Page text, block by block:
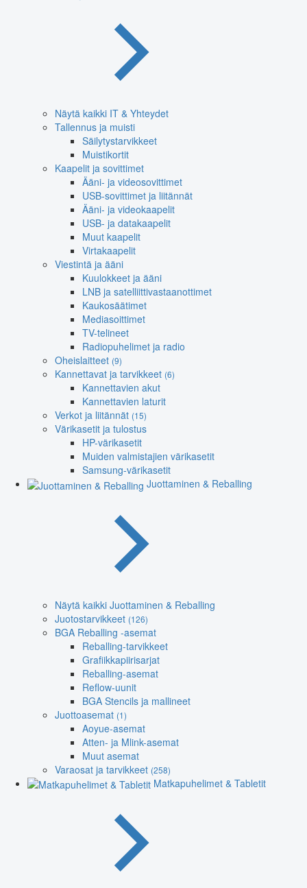
Näytä kaikki IT & Yhteydet
Tallennus ja muisti
Säilytystarvikkeet
Muistikortit
Kaapelit ja sovittimet
Ääni- ja videosovittimet
USB-sovittimet ja liitännät
Ääni- ja videokaapelit
USB- ja datakaapelit
Muut kaapelit
Virtakaapelit
Viestintä ja ääni
Kuulokkeet ja ääni
LNB ja satelliittivastaanottimet
Kaukosäätimet
Mediasoittimet
TV-telineet
Radiopuhelimet ja radio
Oheislaitteet (9)
Kannettavat ja tarvikkeet (6)
Kannettavien akut
Kannettavien laturit
Verkot ja liitännät (15)
Värikasetit ja tulostus
HP-värikasetit
Muiden valmistajien värikasetit
Samsung-värikasetit
Juottaminen & Reballing
Näytä kaikki Juottaminen & Reballing
Juotostarvikkeet (126)
BGA Reballing -asemat
Reballing-tarvikkeet
Grafiikkapiirisarjat
Reballing-asemat
Reflow-uunit
BGA Stencils ja mallineet
Juottoasemat (1)
Aoyue-asemat
Atten- ja Mlink-asemat
Muut asemat
Varaosat ja tarvikkeet (258)
Matkapuhelimet & Tabletit